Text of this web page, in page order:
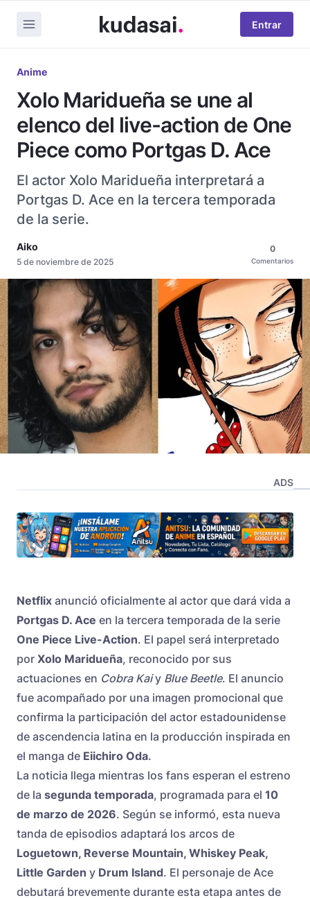
Entrar
Anime
Xolo Maridueña se une al
elenco del live-action de One
Piece como Portgas D. Ace
El actor Xolo Maridueña interpretará a
Portgas D. Ace en la tercera temporada
de la serie.
Aiko
5 de noviembre de 2025
0
Comentarios
ADS
Netflix anunció oficialmente al actor que dará vida a
Portgas D. Ace en la tercera temporada de la serie
One Piece Live-Action. El papel será interpretado
por Xolo Maridueña, reconocido por sus
actuaciones en Cobra Kaiy Blue Beetle. El anuncio
fue acompañado por una imagen promocional que
confirma la participación del actor estadounidense
de ascendencia latina en la producción inspirada en
el manga de Eiichiro Oda.
La noticia llega mientras los fans esperan el estreno
de la segunda temporada, programada para el 10
de marzo de 2026. Según se informó, esta nueva
tanda de episodios adaptará los arcos de
Loguetown, Reverse Mountain, Whiskey Peak,
Little Garden y Drum Island. El personaje de Ace
debutará brevemente durante esta etapa antes de